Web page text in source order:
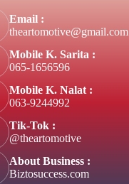
Email :
theartomotive@gmail.com
Mobile K. Sarita :
065-1656596
Mobile K. Nalat :
063-9244992
Tik-Tok :
@theartomotive
About Business :
Biztosuccess.com